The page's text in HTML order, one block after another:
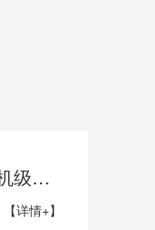
鑫钻小知识 | 离心式压缩机级间密封3
【详情+】